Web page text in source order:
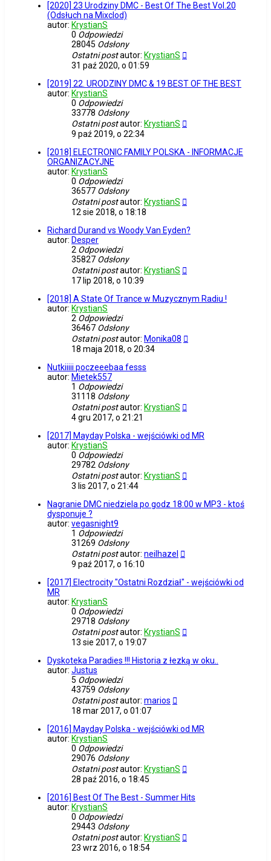
[2020] 23 Urodziny DMC - Best Of The Best Vol.20
(Odsłuch na Mixclod)
autor: KrystianS
0 Odpowiedzi
28045 Odsłony
Ostatni postautor: KrystianS
31 paź 2020, o 01:59
[2019] 22. URODZINY DMC & 19 BEST OF THE BEST
autor: KrystianS
0 Odpowiedzi
33778 Odsłony
Ostatni postautor: KrystianS
9 paź 2019, o 22:34
[2018] ELECTRONIC FAMILY POLSKA - INFORMACJE
ORGANIZACYJNE
autor: KrystianS
0 Odpowiedzi
36577 Odsłony
Ostatni postautor: KrystianS
12 sie 2018, o 18:18
Richard Durand vs Woody Van Eyden?
autor: Desper
2 Odpowiedzi
35827 Odsłony
Ostatni postautor: KrystianS
17 lip 2018, o 10:39
[2018] A State Of Trance w Muzycznym Radiu !
autor: KrystianS
2 Odpowiedzi
36467 Odsłony
Ostatni postautor: Monika08
18 maja 2018, o 20:34
Nutkiiiii poczeeebaa fesss
autor: Mietek557
1 Odpowiedzi
31118 Odsłony
Ostatni postautor: KrystianS
4 gru 2017, o 21:21
[2017] Mayday Polska - wejściówki od MR
autor: KrystianS
0 Odpowiedzi
29782 Odsłony
Ostatni postautor: KrystianS
3 lis 2017, o 21:44
Nagranie DMC niedziela po godz 18:00 w MP3 - ktoś
dysponuje ?
autor: vegasnight9
1 Odpowiedzi
31269 Odsłony
Ostatni postautor: neilhazel
9 paź 2017, o 16:10
[2017] Electrocity "Ostatni Rozdział" - wejściówki od
MR
autor: KrystianS
0 Odpowiedzi
29718 Odsłony
Ostatni postautor: KrystianS
13 sie 2017, o 19:07
Dyskoteka Paradies !!! Historia z łezką w oku..
autor: Justus
5 Odpowiedzi
43759 Odsłony
Ostatni postautor: marios
18 mar 2017, o 01:07
[2016] Mayday Polska - wejściówki od MR
autor: KrystianS
0 Odpowiedzi
29076 Odsłony
Ostatni postautor: KrystianS
28 paź 2016, o 18:45
[2016] Best Of The Best - Summer Hits
autor: KrystianS
0 Odpowiedzi
29443 Odsłony
Ostatni postautor: KrystianS
23 wrz 2016, o 18:54